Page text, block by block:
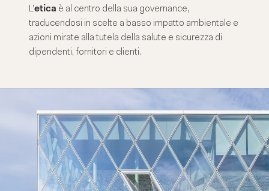
L’etica è al centro della sua governance,
traducendosi in scelte a basso impatto ambientale e
azioni mirate alla tutela della salute e sicurezza di
dipendenti, fornitori e clienti.